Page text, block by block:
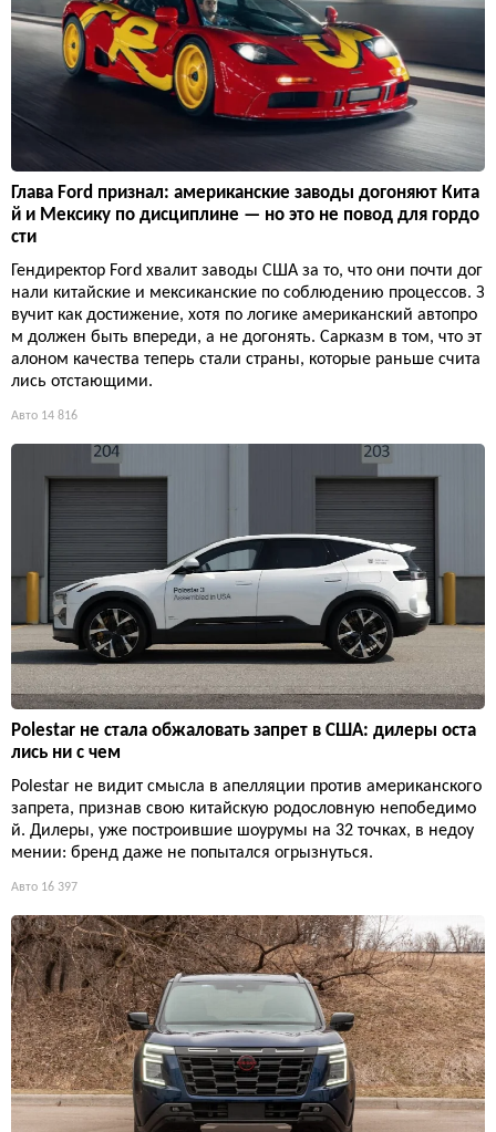
Глава Ford признал: американские заводы догоняют Кита
й и Мексику по дисциплине — но это не повод для гордо
сти
Гендиректор Ford хвалит заводы США за то, что они почти дог
нали китайские и мексиканские по соблюдению процессов. З
вучит как достижение, хотя по логике американский автопро
м должен быть впереди, а не догонять. Сарказм в том, что эт
алоном качества теперь стали страны, которые раньше счита
лись отстающими.
Авто 14 816
Polestar не стала обжаловать запрет в США: дилеры оста
лись ни с чем
Polestar не видит смысла в апелляции против американского
запрета, признав свою китайскую родословную непобедимо
й. Дилеры, уже построившие шоурумы на 32 точках, в недоу
мении: бренд даже не попытался огрызнуться.
Авто 16 397